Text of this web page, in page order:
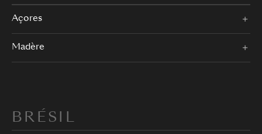
Açores
Madère
BRÉSIL